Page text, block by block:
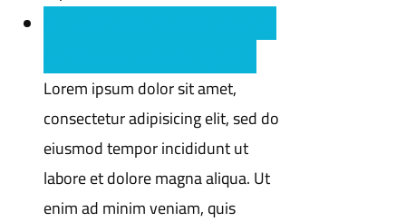
Lorem ipsum dolor sit amet,
consectetur adipisicing elit, sed do
eiusmod tempor incididunt ut
labore et dolore magna aliqua. Ut
enim ad minim veniam, quis